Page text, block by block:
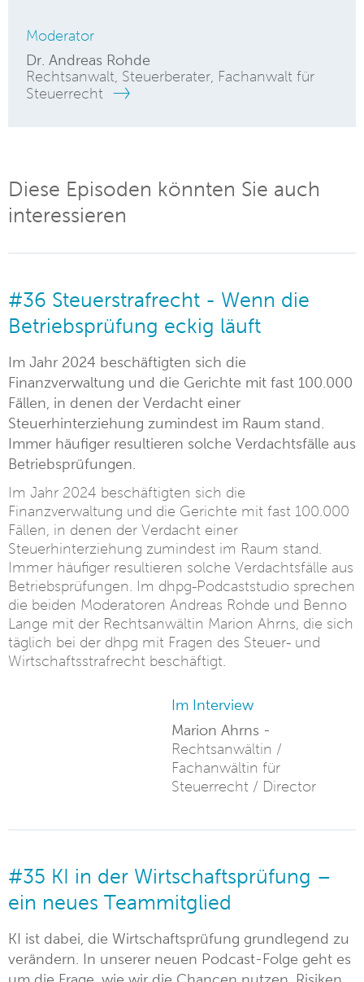
Moderator
Dr. Andreas Rohde
Rechtsanwalt, Steuerberater, Fachanwalt für
Steuerrecht
Diese Episoden könnten Sie auch
interessieren
#36 Steuerstrafrecht - Wenn die
Betriebsprüfung eckig läuft
Im Jahr 2024 beschäftigten sich die
Finanzverwaltung und die Gerichte mit fast 100.000
Fällen, in denen der Verdacht einer
Steuerhinterziehung zumindest im Raum stand.
Immer häufiger resultieren solche Verdachtsfälle aus
Betriebsprüfungen.
Im Jahr 2024 beschäftigten sich die
Finanzverwaltung und die Gerichte mit fast 100.000
Fällen, in denen der Verdacht einer
Steuerhinterziehung zumindest im Raum stand.
Immer häufiger resultieren solche Verdachtsfälle aus
Betriebsprüfungen. Im dhpg-Podcaststudio sprechen
die beiden Moderatoren Andreas Rohde und Benno
Lange mit der Rechtsanwältin Marion Ahrns, die sich
täglich bei der dhpg mit Fragen des Steuer- und
Wirtschaftsstrafrecht beschäftigt.
Im Interview
Marion Ahrns -
Rechtsanwältin /
Fachanwältin für
Steuerrecht / Director
#35 KI in der Wirtschaftsprüfung –
ein neues Teammitglied
KI ist dabei, die Wirtschaftsprüfung grundlegend zu
verändern. In unserer neuen Podcast-Folge geht es